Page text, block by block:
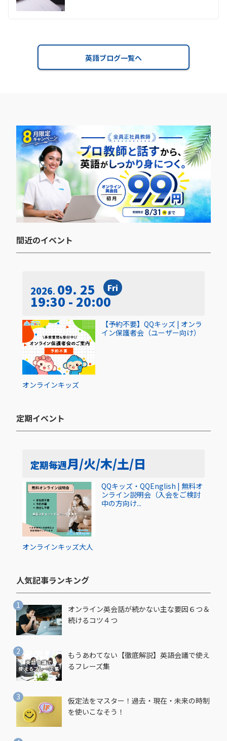
英語ブログ一覧へ
間近のイベント​
2026 09. 25 Fri
19:30 - 20:00
オンラインキッズ
【予約不要】QQキッズ | オンラ
イン保護者会（ユーザー向け）
定期イベント​
定期毎週月/火/木/土/日
オンラインキッズ大人
QQキッズ・QQEnglish | 無料オ
ンライン説明会（入会をご検討
中の方向け...
人気記事ランキング​
オンライン英会話が続かない主な要因６つ＆
続けるコツ４つ
もうあわてない【徹底解説】英語会議で使え
るフレーズ集
仮定法をマスター！過去・現在・未来の時制
を使いこなそう！